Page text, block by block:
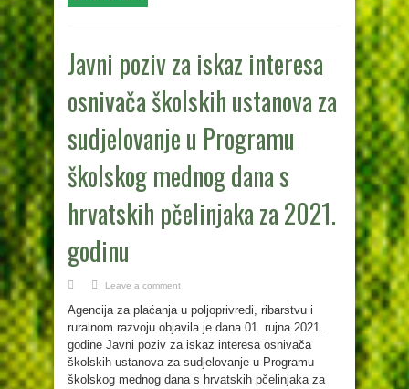
Javni poziv za iskaz interesa
osnivača školskih ustanova za
sudjelovanje u Programu
školskog mednog dana s
hrvatskih pčelinjaka za 2021.
godinu
Leave a comment
Agencija za plaćanja u poljoprivredi, ribarstvu i
ruralnom razvoju objavila je dana 01. rujna 2021.
godine Javni poziv za iskaz interesa osnivača
školskih ustanova za sudjelovanje u Programu
školskog mednog dana s hrvatskih pčelinjaka za